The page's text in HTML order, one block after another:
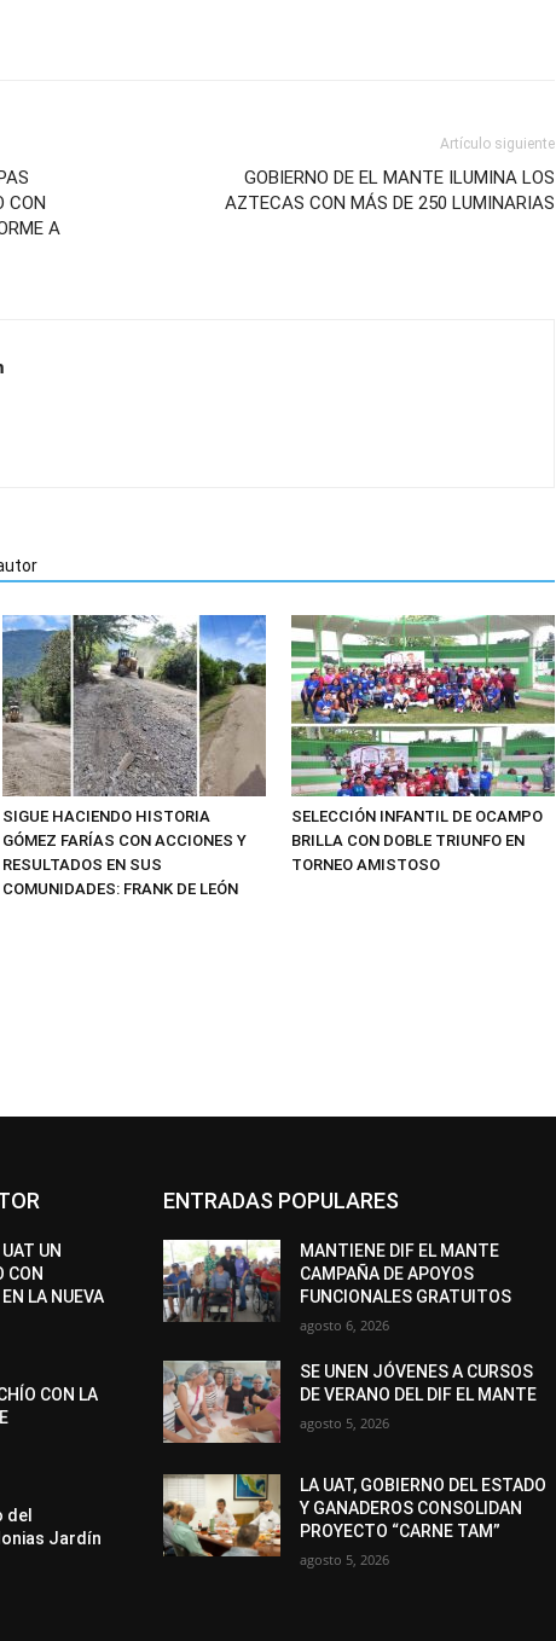
CON
A
Artículo siguiente
GOBIERNO DE EL MANTE ILUMINA LOS
AZTECAS CON MÁS DE 250 LUMINARIAS
SIGUE HACIENDO HISTORIA
GÓMEZ FARÍAS CON ACCIONES Y
RESULTADOS EN SUS
COMUNIDADES: FRANK DE LEÓN
SELECCIÓN INFANTIL DE OCAMPO
BRILLA CON DOBLE TRIUNFO EN
TORNEO AMISTOSO
UN
CON
LA NUEVA
CON LA
del
Jardín
ENTRADAS POPULARES
MANTIENE DIF EL MANTE
CAMPAÑA DE APOYOS
FUNCIONALES GRATUITOS
agosto 6, 2026
SE UNEN JÓVENES A CURSOS
DE VERANO DEL DIF EL MANTE
agosto 5, 2026
LA UAT, GOBIERNO DEL ESTADO
Y GANADEROS CONSOLIDAN
PROYECTO “CARNE TAM”
agosto 5, 2026